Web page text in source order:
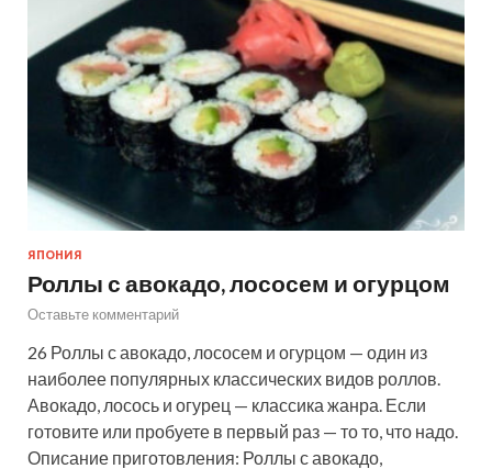
ЯПОНИЯ
Роллы с авокадо, лососем и огурцом
Оставьте комментарий
26 Роллы с авокадо, лососем и огурцом — один из
наиболее популярных классических видов роллов.
Авокадо, лосось и огурец — классика жанра. Если
готовите или пробуете в первый раз — то то, что надо.
Описание приготовления: Роллы с авокадо,